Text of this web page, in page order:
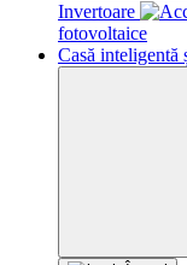
Invertoare
fotovoltaice
Casă inteligentă